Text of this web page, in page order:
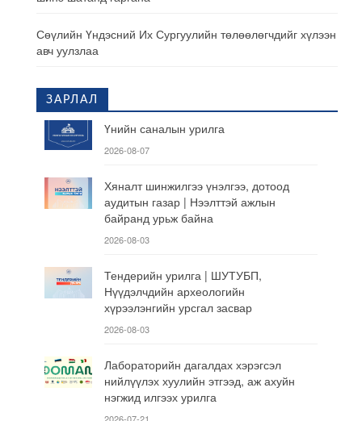
Сөүлийн Үндэсний Их Сургуулийн төлөөлөгчдийг хүлээн
авч уулзлаа
ЗАРЛАЛ
Үнийн саналын урилга
2026-08-07
Хяналт шинжилгээ үнэлгээ, дотоод
аудитын газар | Нээлттэй ажлын
байранд урьж байна
2026-08-03
Тендерийн урилга | ШУТУБП,
Нүүдэлчдийн археологийн
хүрээлэнгийн урсгал засвар
2026-08-03
Лабораторийн дагалдах хэрэгсэл
нийлүүлэх хуулийн этгээд, аж ахуйн
нэгжид илгээх урилга